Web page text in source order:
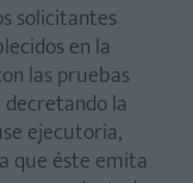
solicitantes
en la
las pruebas
la
ejecutoria,
que éste emita